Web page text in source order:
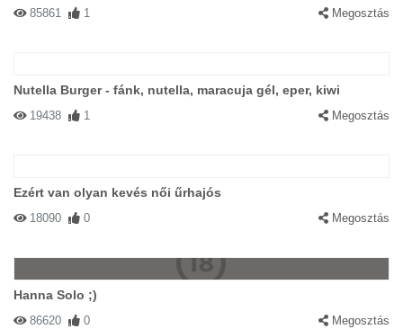
85861 1 Megosztás
Nutella Burger - fánk, nutella, maracuja gél, eper, kiwi
19438 1 Megosztás
Ezért van olyan kevés női űrhajós
18090 0 Megosztás
Hanna Solo ;)
86620 0 Megosztás